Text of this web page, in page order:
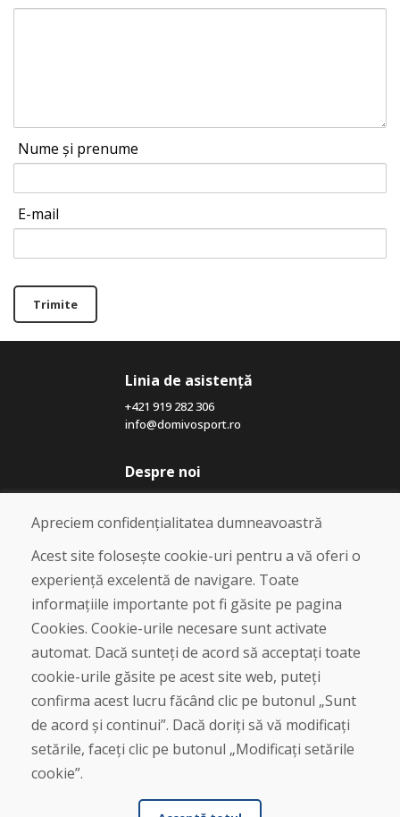
Nume și prenume
E-mail
Trimite
Linia de asistență
+421 919 282 306
info@domivosport.ro
Despre noi
Blog
Despre noi
Magazin
Contact
Cumpărare
Magazin online
Livrare și plată
Plângere
Retur și schimb de mărfuri
Protecția datelor cu caracter personal
Cookies
Apreciem confidențialitatea dumneavoastră
Acest site folosește cookie-uri pentru a vă oferi o
experiență excelentă de navigare. Toate
informațiile importante pot fi găsite pe pagina
Cookies. Cookie-urile necesare sunt activate
automat. Dacă sunteți de acord să acceptați toate
cookie-urile găsite pe acest site web, puteți
confirma acest lucru făcând clic pe butonul „Sunt
de acord și continui”. Dacă doriți să vă modificați
setările, faceți clic pe butonul „Modificați setările
cookie”.